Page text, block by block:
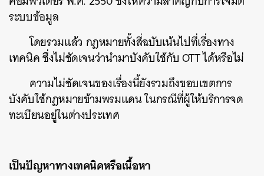
ระบบข้อมูล
โดยรวมแล้ว กฎหมายทั้งสี่ฉบับเน้นไปที่เรื่องทาง
เทคนิค ซึ่งไม่ชัดเจนว่านำมาบังคับใช้กับ OTT ได้หรือไม่
ความไม่ชัดเจนของเรื่องนี้ยังรวมถึงขอบเขตการ
บังคับใช้กฎหมายข้ามพรมแดน ในกรณีที่ผู้ให้บริการจด
ทะเบียนอยู่ในต่างประเทศ
เป็นปัญหาทางเทคนิคหรือเนื้อหา
ค้นหา
SHARE TWEET